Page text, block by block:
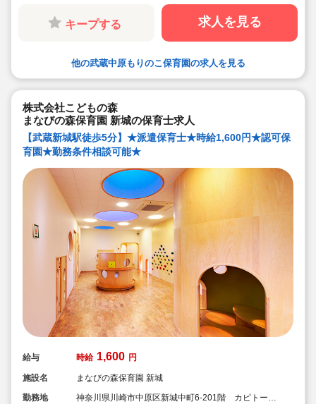
キララサポートで派遣就業する3つのメリット
・求人提案から就業後のサポートまで専任コンサルタン
トが細やかに対応します
・手当や福利厚生については当社独自のサービスもご用
ったサポートに定評があります
キープする 求人を見る
他の武蔵中原もりのこ保育園の求人を見る
株式会社こどもの森
まなびの森保育園 新城の保育士求人
【武蔵新城駅徒歩5分】★派遣保育士★時給1,600円★認可保
育園★勤務条件相談可能★
給与 時給 1,600 円
施設名
まなびの森保育園 新城
勤務地
神奈川県川崎市中原区新城中町6-201階 カピトール